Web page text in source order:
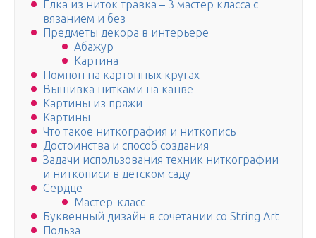
Елка из ниток травка – 3 мастер класса с
вязанием и без
Предметы декора в интерьере
Абажур
Картина
Помпон на картонных кругах
Вышивка нитками на канве
Картины из пряжи
Картины
Что такое ниткография и ниткопись
Достоинства и способ создания
Задачи использования техник ниткографии
и ниткописи в детском саду
Сердце
Мастер-класс
Буквенный дизайн в сочетании со String Art
Польза